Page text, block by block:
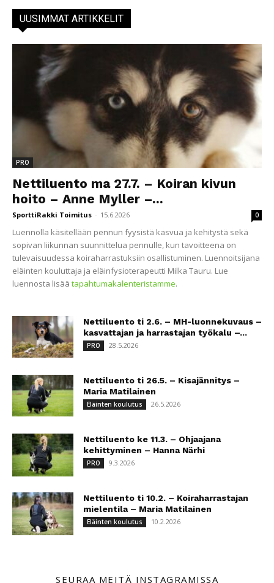
UUSIMMAT ARTIKKELIT
PRO
Nettiluento ma 27.7. – Koiran kivun
hoito – Anne Myller –...
SporttiRakki Toimitus - 15.6.2026 0
Luennolla käsitellään pennun fyysistä kasvua ja kehitystä sekä
sopivan liikunnan suunnittelua pennulle, kun tavoitteena on
tulevaisuudessa koiraharrastuksiin osallistuminen. Luennoitsijana
eläinten kouluttaja ja eläinfysioterapeutti Milka Tauru. Lue
luennosta lisää tapahtumakalenteristamme.
Nettiluento ti 2.6. – MH-luonnekuvaus –
kasvattajan ja harrastajan työkalu –...
PRO 28.5.2026
Nettiluento ti 26.5. – Kisajännitys –
Maria Matilainen
Eläinten koulutus 26.5.2026
Nettiluento ke 11.3. – Ohjaajana
kehittyminen – Hanna Närhi
PRO 9.3.2026
Nettiluento ti 10.2. – Koiraharrastajan
mielentila – Maria Matilainen
Eläinten koulutus 10.2.2026
SEURAA MEITÄ INSTAGRAMISSA